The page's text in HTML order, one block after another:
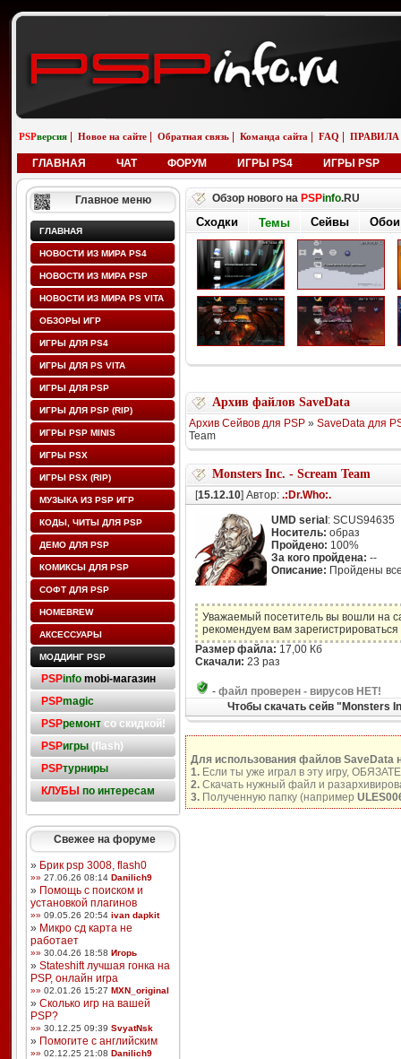
PSPверсия Новое на сайте Обратная связь Команда сайта FAQ ПРАВИЛА
ГЛАВНАЯ ЧАТ ФОРУМ ИГРЫ PS4 ИГРЫ PSP
Главное меню
ГЛАВНАЯ
НОВОСТИ ИЗ МИРА PS4
НОВОСТИ ИЗ МИРА PSP
НОВОСТИ ИЗ МИРА PS VITA
ОБЗОРЫ ИГР
ИГРЫ ДЛЯ PS4
ИГРЫ ДЛЯ PS VITA
ИГРЫ ДЛЯ PSP
ИГРЫ ДЛЯ PSP (RIP)
ИГРЫ PSP MINIS
ИГРЫ PSX
ИГРЫ PSX (RIP)
МУЗЫКА ИЗ PSP ИГР
КОДЫ, ЧИТЫ ДЛЯ PSP
ДЕМО ДЛЯ PSP
КОМИКСЫ ДЛЯ PSP
СОФТ ДЛЯ PSP
HOMEBREW
АКСЕССУАРЫ
МОДДИНГ PSP
PSPinfo mobi-магазин
PSPmagic
PSPремонтсо скидкой!
PSPигры(flash)
PSPтурниры
КЛУБЫ по интересам
Свежее на форуме
» Брик psp 3008, flash0
»» 27.06.26 08:14 Danilich9
» Помощь с поиском и
установкой плагинов
»» 09.05.26 20:54 ivan dapkit
» Микро сд карта не
работает
»» 30.04.26 18:58 Игорь
» Stateshift лучшая гонка на
PSP, онлайн игра
»» 02.01.26 15:27 MXN_original
» Сколько игр на вашей
PSP?
»» 30.12.25 09:39 SvyatNsk
» Помогите с английским
»» 02.12.25 21:08 Danilich9
Обзор нового на PSPinfo.RU
Сходки Темы Сейвы Обои
Архив файлов SaveData
Архив Сейвов для PSP» SaveData для
Team
Monsters Inc. - Scream Team
[15.12.10] Автор: .:Dr.Who:.
UMD serial : SCUS94635
Носитель: образ
Пройдено: 100%
За кого пройдена: --
Описание: Пройдены
Уважаемый посетитель вы вошли на
рекомендуем вам
Размер файла: 17,00 Кб
Скачали: 23 раз
- файл проверен - вирусов НЕТ!
Чтобы скачать сейв "Monsters
Для использования файлов SaveData
1.Если ты уже играл в эту игру,
2.Скачать нужный файл и
3.Полученную папку (например